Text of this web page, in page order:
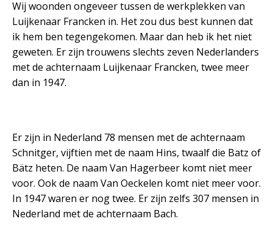
Wij woonden ongeveer tussen de werkplekken van
Luijkenaar Francken in. Het zou dus best kunnen dat
ik hem ben tegengekomen. Maar dan heb ik het niet
geweten. Er zijn trouwens slechts zeven Nederlanders
met de achternaam Luijkenaar Francken, twee meer
dan in 1947.
Er zijn in Nederland 78 mensen met de achternaam
Schnitger, vijftien met de naam Hins, twaalf die Batz of
Bätz heten. De naam Van Hagerbeer komt niet meer
voor. Ook de naam Van Oeckelen komt niet meer voor.
In 1947 waren er nog twee. Er zijn zelfs 307 mensen in
Nederland met de achternaam Bach.